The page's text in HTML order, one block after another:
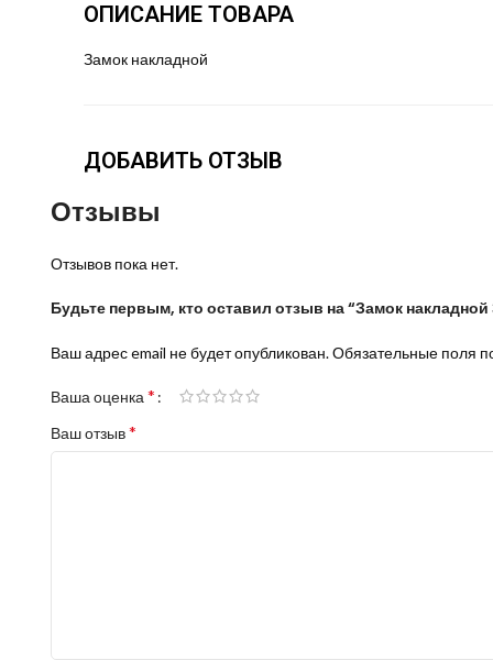
ОПИСАНИЕ ТОВАРА
Замок накладной
ДОБАВИТЬ ОТЗЫВ
Отзывы
Отзывов пока нет.
Будьте первым, кто оставил отзыв на “Замок
Ваш адрес email не будет опубликован.Обязательные поля
Ваша оценка *
Ваш отзыв*